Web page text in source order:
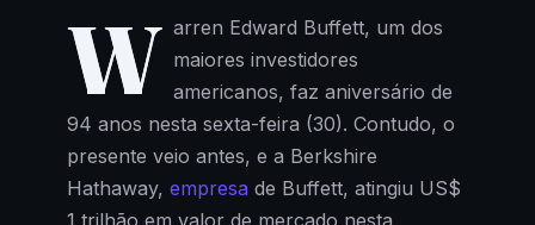
W arren Edward Buffett, um dos
maiores investidores
americanos, faz aniversário de
94 anos nesta sexta-feira (30). Contudo, o
presente veio antes, e a Berkshire
Hathaway, empresa de Buffett, atingiu US$
1 trilhão em valor de mercado nesta